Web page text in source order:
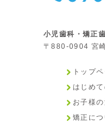
小児歯科・矯正
〒880-0904 宮
トップ
はじめ
お子様の
矯正につ